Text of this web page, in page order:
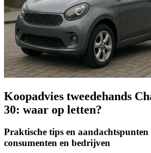
Koopadvies tweedehands
30: waar op letten?
Praktische tips en
consumenten en bedrijven